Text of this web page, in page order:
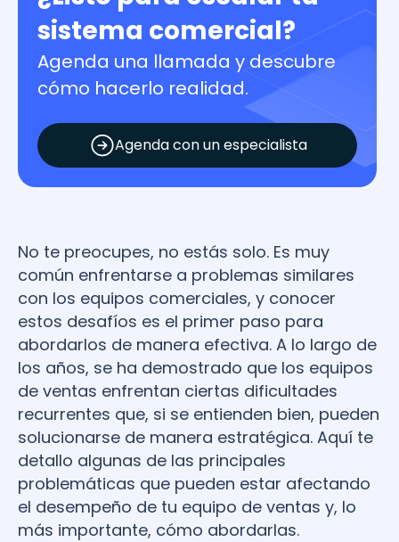
sistema comercial?
Agenda una llamada y descubre
cómo hacerlo realidad.
Agenda con un especialista
No te preocupes, no estás solo. Es muy
común enfrentarse a problemas similares
con los equipos comerciales, y conocer
estos desafíos es el primer paso para
abordarlos de manera efectiva. A lo largo de
los años, se ha demostrado que los equipos
de ventas enfrentan ciertas dificultades
recurrentes que, si se entienden bien, pueden
solucionarse de manera estratégica. Aquí te
detallo algunas de las principales
problemáticas que pueden estar afectando
el desempeño de tu equipo de ventas y, lo
más importante, cómo abordarlas.